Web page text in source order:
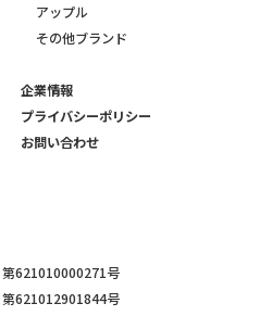
アップル
その他ブランド
企業情報
プライバシーポリシー
お問い合わせ
621010000271号
621012901844号